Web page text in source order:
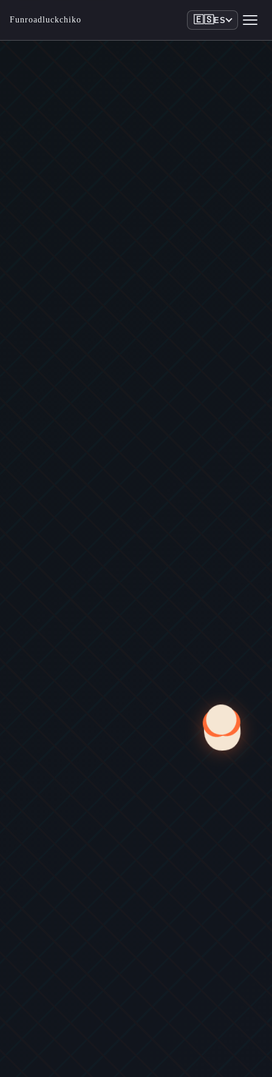
Funroadluckchiko 🇪🇸ES